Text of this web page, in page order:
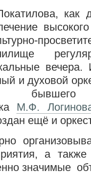
как
высокого
вечера.
и духовой
бывшего
М.Ф.
ещё и
а
значимые